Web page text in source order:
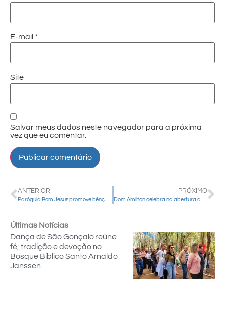
E-mail *
Site
Salvar meus dados neste navegador para a próxima
vez que eu comentar.
ANTERIOR PRÓXIMO
Últimas Notícias
Dança de São Gonçalo reúne
fé, tradição e devoção no
Bosque Bíblico Santo Arnaldo
Janssen